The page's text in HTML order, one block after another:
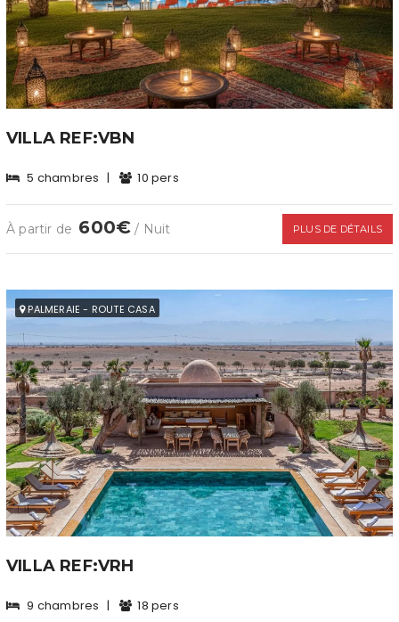
VILLA REF:VBN
5 chambres | 10 pers
À partir de 600€ / Nuit PLUS DE DÉTAILS
PALMERAIE - ROUTE CASA
VILLA REF:VRH
9 chambres | 18 pers